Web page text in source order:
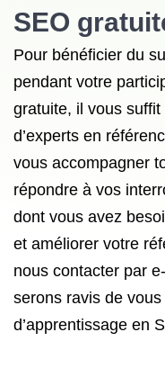
SEO
Pour bénéficier du
pendant votre
gratuite, il vous
d’experts en
vous accompagner
répondre à vos
dont vous avez
et améliorer votre
nous contacter par
serons ravis de
d’apprentissage en